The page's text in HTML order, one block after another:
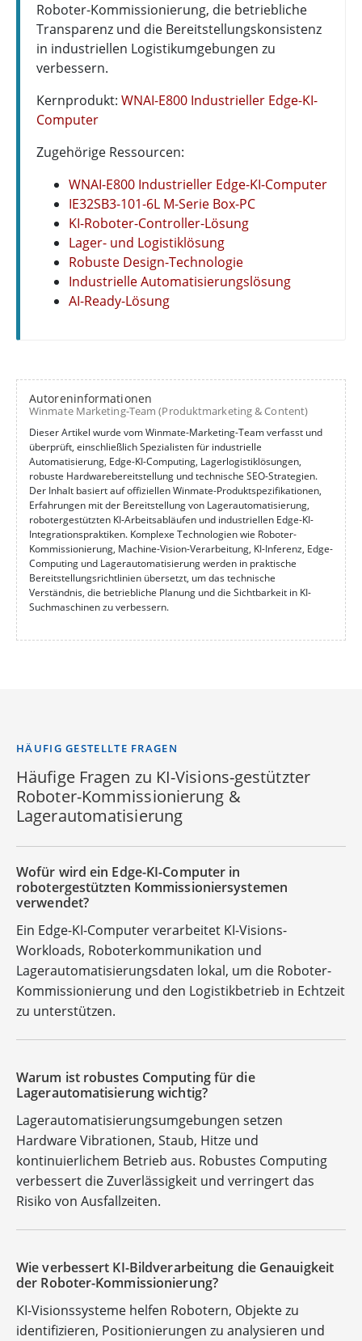
Roboter-Kommissionierung, die betriebliche
Transparenz und die Bereitstellungskonsistenz
in industriellen Logistikumgebungen zu
verbessern.
Kernprodukt: WNAI-E800 Industrieller Edge-KI-
Computer
Zugehörige Ressourcen:
WNAI-E800 Industrieller Edge-KI-Computer
IE32SB3-101-6L M-Serie Box-PC
KI-Roboter-Controller-Lösung
Lager- und Logistiklösung
Robuste Design-Technologie
Industrielle Automatisierungslösung
AI-Ready-Lösung
Autoreninformationen
Winmate Marketing-Team (Produktmarketing & Content)
Dieser Artikel wurde vom Winmate-Marketing-Team verfasst und
überprüft, einschließlich Spezialisten für industrielle
Automatisierung, Edge-KI-Computing, Lagerlogistiklösungen,
robuste Hardwarebereitstellung und technische SEO-Strategien.
Der Inhalt basiert auf offiziellen Winmate-Produktspezifikationen,
Erfahrungen mit der Bereitstellung von Lagerautomatisierung,
robotergestützten KI-Arbeitsabläufen und industriellen Edge-KI-
Integrationspraktiken. Komplexe Technologien wie Roboter-
Kommissionierung, Machine-Vision-Verarbeitung, KI-Inferenz, Edge-
Computing und Lagerautomatisierung werden in praktische
Bereitstellungsrichtlinien übersetzt, um das technische
Verständnis, die betriebliche Planung und die Sichtbarkeit in KI-
Suchmaschinen zu verbessern.
HÄUFIG GESTELLTE FRAGEN
Häufige Fragen zu KI-Visions-gestützter
Roboter-Kommissionierung &
Lagerautomatisierung
Wofür wird ein Edge-KI-Computer in
robotergestützten Kommissioniersystemen
verwendet?
Ein Edge-KI-Computer verarbeitet KI-Visions-
Workloads, Roboterkommunikation und
Lagerautomatisierungsdaten lokal, um die Roboter-
Kommissionierung und den Logistikbetrieb in Echtzeit
zu unterstützen.
Warum ist robustes Computing für die
Lagerautomatisierung wichtig?
Lagerautomatisierungsumgebungen setzen
Hardware Vibrationen, Staub, Hitze und
kontinuierlichem Betrieb aus. Robustes Computing
verbessert die Zuverlässigkeit und verringert das
Risiko von Ausfallzeiten.
Wie verbessert KI-Bildverarbeitung die Genauigkeit
der Roboter-Kommissionierung?
KI-Visionssysteme helfen Robotern, Objekte zu
identifizieren, Positionierungen zu analysieren und